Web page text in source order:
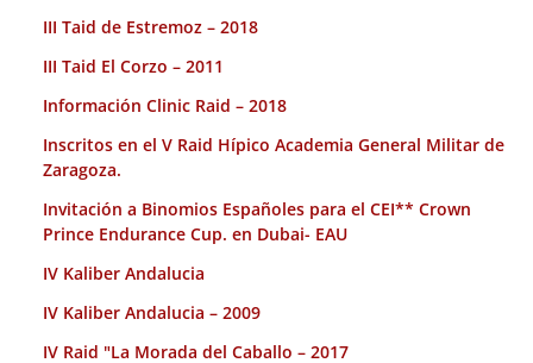
III Taid de Estremoz – 2018
III Taid El Corzo – 2011
Información Clinic Raid – 2018
Inscritos en el V Raid Hípico Academia General Militar de
Zaragoza.
Invitación a Binomios Españoles para el CEI** Crown
Prince Endurance Cup. en Dubai- EAU
IV Kaliber Andalucia
IV Kaliber Andalucia – 2009
IV Raid "La Morada del Caballo – 2017